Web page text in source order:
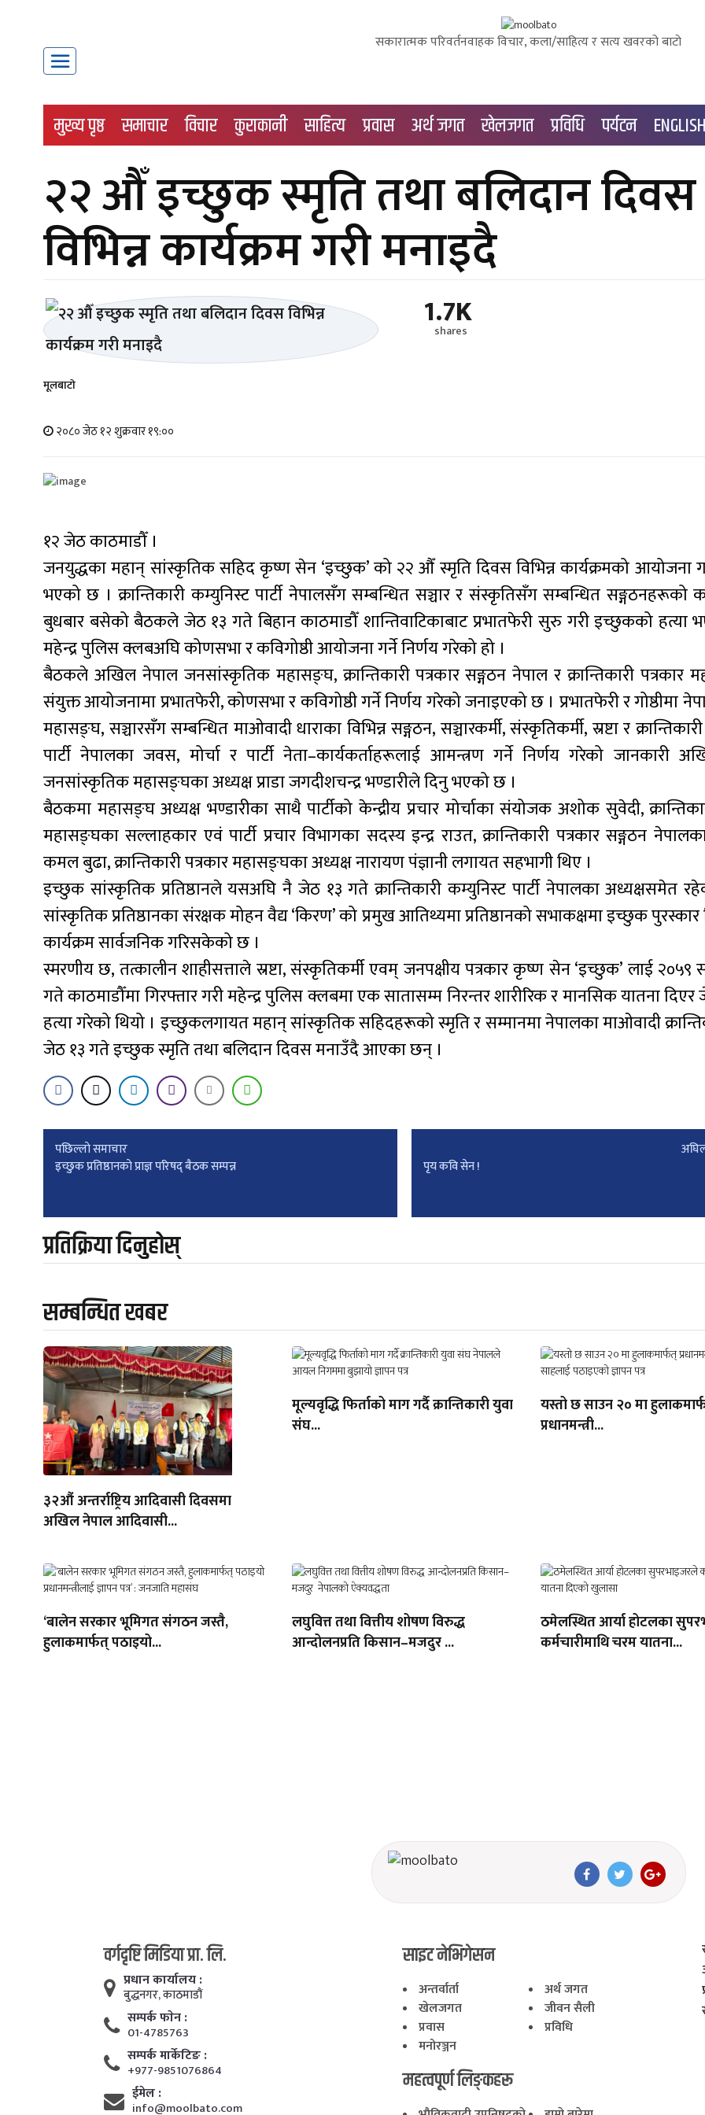
सकारात्मक परिवर्तनवाहक विचार, कला/साहित्य र सत्य खवरको बाटाे
मुख्य पृष्ठ समाचार विचार कुराकानी साहित्य प्रवास अर्थ जगत खेलजगत प्रविधि पर्यटन ENGLISH
२२ औँ इच्छुक स्मृति तथा बलिदान दिवस
विभिन्न कार्यक्रम गरी मनाइदै
मूलबाटाे
२०८० जेठ १२ शुक्रवार १९:००
1.7K
shares
१२ जेठ काठमाडौँ ।
जनयुद्धका महान् सांस्कृतिक सहिद कृष्ण सेन ‘इच्छुक’ को २२ औँ स्मृति दिवस विभिन्न कार्यक्रमको आयोजना
भएको छ । क्रान्तिकारी कम्युनिस्ट पार्टी नेपालसँग सम्बन्धित सञ्चार र संस्कृतिसँग सम्बन्धित सङ्गठनहरूको
बुधबार बसेको बैठकले जेठ १३ गते बिहान काठमाडौँ शान्तिवाटिकाबाट प्रभातफेरी सुरु गरी इच्छुकको हत्या
महेन्द्र पुलिस क्लबअघि कोणसभा र कविगोष्ठी आयोजना गर्ने निर्णय गरेको हो ।
बैठकले अखिल नेपाल जनसांस्कृतिक महासङ्घ, क्रान्तिकारी पत्रकार सङ्गठन नेपाल र क्रान्तिकारी पत्रकार
संयुक्त आयोजनामा प्रभातफेरी, कोणसभा र कविगोष्ठी गर्ने निर्णय गरेको जनाइएको छ । प्रभातफेरी र गोष्ठीमा
महासङ्घ, सञ्चारसँग सम्बन्धित माओवादी धाराका विभिन्न सङ्गठन, सञ्चारकर्मी, संस्कृतिकर्मी, स्रष्टा र
पार्टी नेपालका जवस, मोर्चा र पार्टी नेता–कार्यकर्ताहरूलाई आमन्त्रण गर्ने निर्णय गरेको जानकारी
जनसांस्कृतिक महासङ्घका अध्यक्ष प्राडा जगदीशचन्द्र भण्डारीले दिनु भएको छ ।
बैठकमा महासङ्घ अध्यक्ष भण्डारीका साथै पार्टीको केन्द्रीय प्रचार मोर्चाका संयोजक अशोक सुवेदी,
महासङ्घका सल्लाहकार एवं पार्टी प्रचार विभागका सदस्य इन्द्र राउत, क्रान्तिकारी पत्रकार सङ्गठन
कमल बुढा, क्रान्तिकारी पत्रकार महासङ्घका अध्यक्ष नारायण पंज्ञानी लगायत सहभागी थिए ।
इच्छुक सांस्कृतिक प्रतिष्ठानले यसअघि नै जेठ १३ गते क्रान्तिकारी कम्युनिस्ट पार्टी नेपालका अध्यक्षसमेत
सांस्कृतिक प्रतिष्ठानका संरक्षक मोहन वैद्य ‘किरण’ को प्रमुख आतिथ्यमा प्रतिष्ठानको सभाकक्षमा इच्छुक
कार्यक्रम सार्वजनिक गरिसकेको छ ।
स्मरणीय छ, तत्कालीन शाहीसत्ताले स्रष्टा, संस्कृतिकर्मी एवम् जनपक्षीय पत्रकार कृष्ण सेन ‘इच्छुक’ लाई
गते काठमाडौँमा गिरफ्तार गरी महेन्द्र पुलिस क्लबमा एक सातासम्म निरन्तर शारीरिक र मानसिक यातना
हत्या गरेको थियो । इच्छुकलगायत महान् सांस्कृतिक सहिदहरूको स्मृति र सम्मानमा नेपालका माओवादी
जेठ १३ गते इच्छुक स्मृति तथा बलिदान दिवस मनाउँदै आएका छन् ।
Post
पछिल्लाे समाचार
इच्छुक प्रतिष्ठानकाे प्राज्ञ परिषद् बैठक सम्पन्न
पृय कवि सेन !
प्रतिक्रिया दिनुहोस्
सम्बन्धित खबर
३२औं अन्तर्राष्ट्रिय आदिवासी दिवसमा
अखिल नेपाल आदिवासी...
मूल्यवृद्धि फिर्ताको माग गर्दै क्रान्तिकारी युवा
संघ...
यस्तो छ साउन २० मा
प्रधानमन्त्री...
‘बालेन सरकार भूमिगत संगठन जस्तै,
हुलाकमार्फत् पठाइयो...
लघुवित्त तथा वित्तीय शोषण विरुद्ध
आन्दोलनप्रति किसान–मजदुर ...
ठमेलस्थित आर्या होटलका
कर्मचारीमाथि चरम यातना...
वर्गदृष्टि मिडिया प्रा. लि.
प्रधान कार्यालय :
बुद्धनगर, काठमाडाैं
सम्पर्क फाेन :
01-4785763
सम्पर्क मार्केटिङ :
+977-9851076864
ईमेल :
info@moolbato.com
साइट नेभिगेसन
अन्तर्वार्ता
अर्थ जगत
खेलजगत
जीवन सैली
प्रवास
प्रविधि
मनोरञ्जन
महत्वपूर्ण लिङ्कहरू